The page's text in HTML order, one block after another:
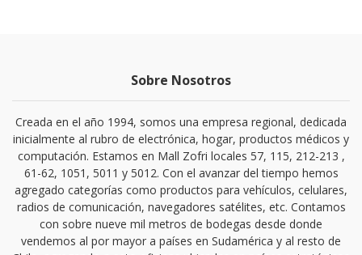
Sobre Nosotros
Creada en el año 1994, somos una empresa regional, dedicada
inicialmente al rubro de electrónica, hogar, productos médicos y
computación. Estamos en Mall Zofri locales 57, 115, 212-213 ,
61-62, 1051, 5011 y 5012. Con el avanzar del tiempo hemos
agregado categorías como productos para vehículos, celulares,
radios de comunicación, navegadores satélites, etc. Contamos
con sobre nueve mil metros de bodegas desde donde
vendemos al por mayor a países en Sudamérica y al resto de